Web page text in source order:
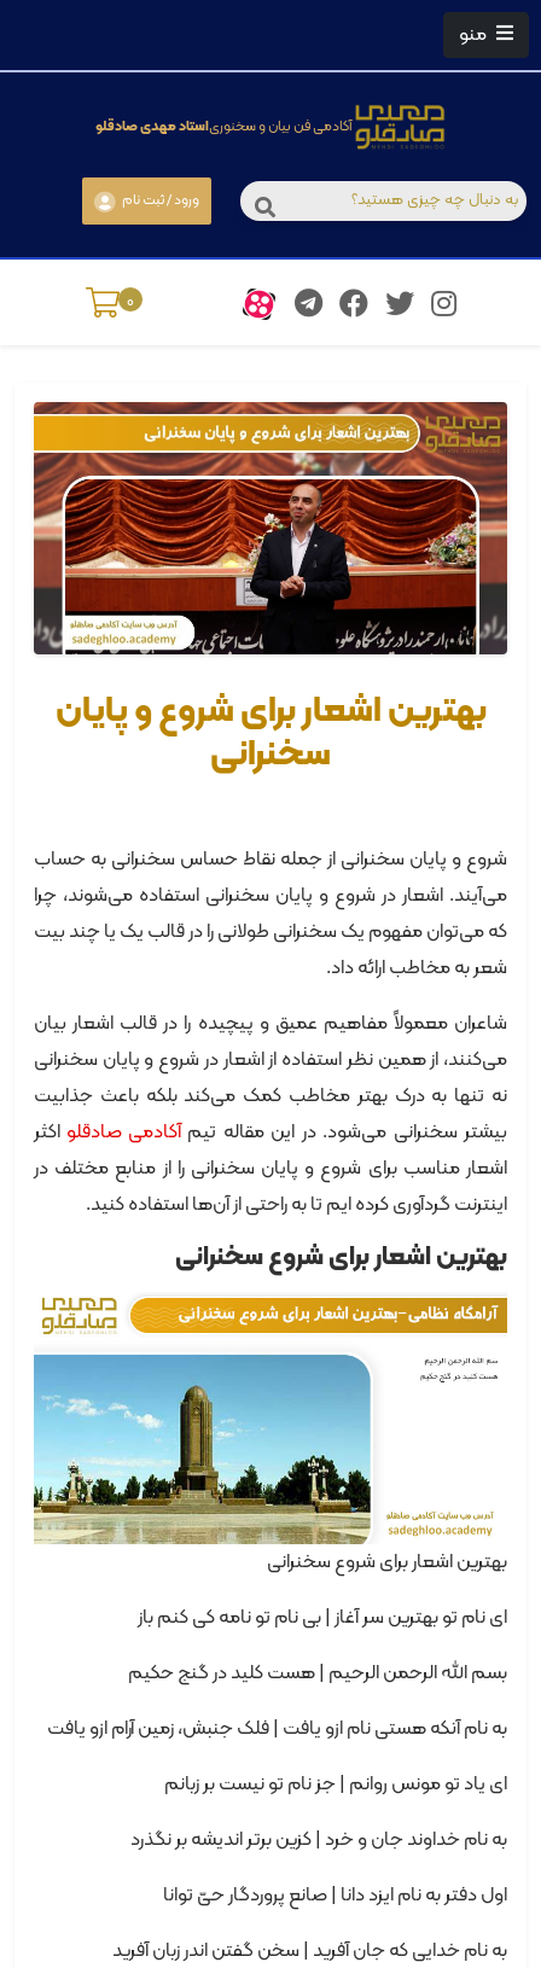
منو
آکادمی فن بیان و سخنوریاستاد مهدی صادقلو
ورود / ثبت نام
0
بهترین اشعار برای شروع و پایان
سخنرانی
شروع و پایان سخنرانی از جمله نقاط حساس سخنرانی به حساب
می‌آیند. اشعار در شروع و پایان سخنرانی استفاده می‌شوند، چرا
که می‌توان مفهوم یک سخنرانی طولانی را در قالب یک یا چند بیت
شعر به مخاطب ارائه داد.
شاعران معمولاً مفاهیم عمیق و پیچیده را در قالب اشعار بیان
می‌کنند، از همین نظر استفاده از اشعار در شروع و پایان سخنرانی
نه تنها به درک بهتر مخاطب کمک می‌کند بلکه باعث جذابیت
بیشتر سخنرانی می‌شود. در این مقاله تیمآکادمی صادقلو اکثر
اشعار مناسب برای شروع و پایان سخنرانی را از منابع مختلف در
اینترنت گردآوری کرده ایم تا به راحتی از آن‌ها استفاده کنید.
بهترین اشعار برای شروع سخنرانی
بهترین اشعار برای شروع سخنرانی
ای نام تو بهترین سر آغاز | بی نام تو نامه کی کنم باز
بسم الله الرحمن الرحیم | هست کلید در گنج حکیم
به نام آنکه هستی نام ازو یافت | فلک جنبش، زمین آرام ازو یافت
ای یاد تو مونس روانم | جز نام تو نیست بر زبانم
به نام خداوند جان و خرد | کزین برتر اندیشه بر نگذرد
اول دفتر به نام ایزد دانا | صانع پروردگار حیّ توانا
به نام خدایی که جان آفرید | سخن گفتن اندر زبان آفرید